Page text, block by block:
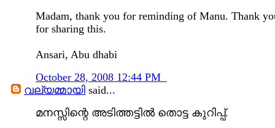
Madam, thank you for reminding of Manu. Thank
for sharing this.
Ansari, Abu dhabi
October 28, 2008 12:44 PM
വല്യമ്മായി said...
മനസ്സിന്റെ അടിത്തട്ടില്‍ തൊട്ട കുറിപ്പ്.